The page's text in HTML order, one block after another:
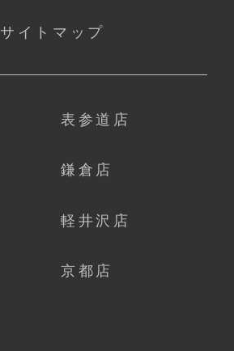
サイトマップ
表参道店
鎌倉店
軽井沢店
京都店